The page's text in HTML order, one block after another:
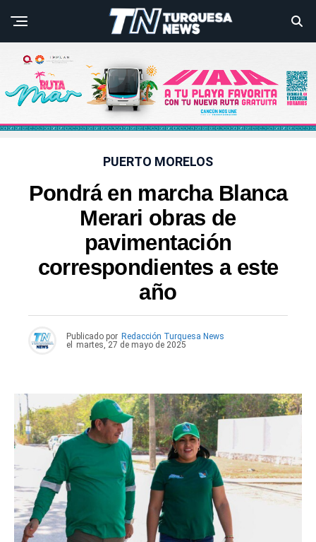
PUERTO MORELOS
Pondrá en marcha Blanca
Merari obras de
pavimentación
correspondientes a este
año
Publicado por Redacción Turquesa News
el
martes, 27 de mayo de 2025